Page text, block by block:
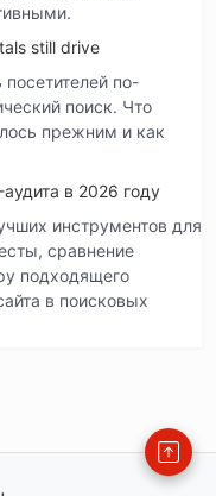
still drive
по-
поиск. Что
прежним и как
в 2026 году
инструментов для
сравнение
подходящего
в поисковых